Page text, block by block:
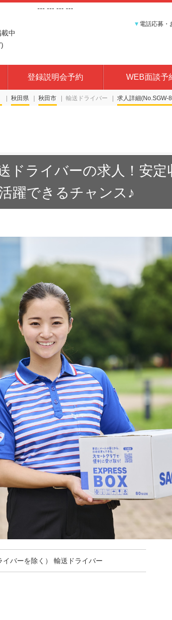
--- --- --- ---
中
▼ 電話応募・
登録説明会予約 WEB面談予
秋田県 秋田市 輸送ドライバー 求人詳細(No.SGW-
ライバーの求人！安定
躍できるチャンス♪
イバーを除く） 輸送ドライバー